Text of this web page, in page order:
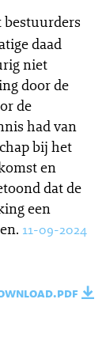
bestuurders
daad
niet
door de
de
had van
bij het
en
dat de
een
11-09-2024